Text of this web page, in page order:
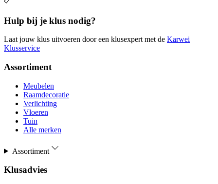
Hulp bij je klus nodig?
Laat jouw klus uitvoeren door een klusexpert met de Karwei
Klusservice
Assortiment
Meubelen
Raamdecoratie
Verlichting
Vloeren
Tuin
Alle merken
Assortiment
Klusadvies